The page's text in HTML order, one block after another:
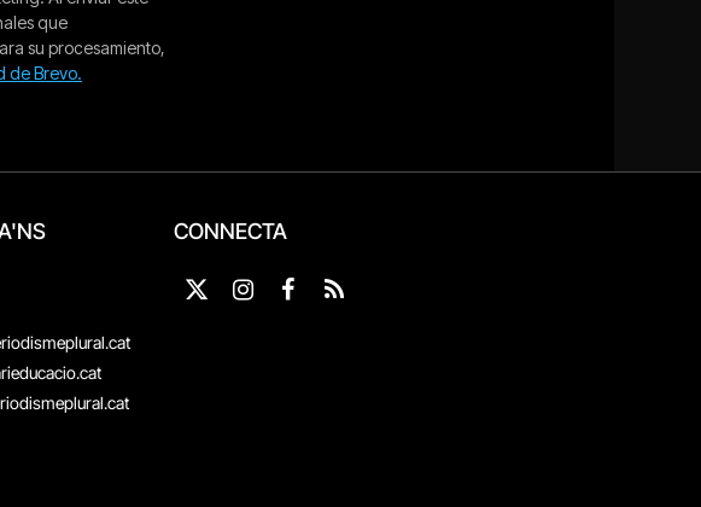
CONNECTA
X
Instagram
Facebook
RSS